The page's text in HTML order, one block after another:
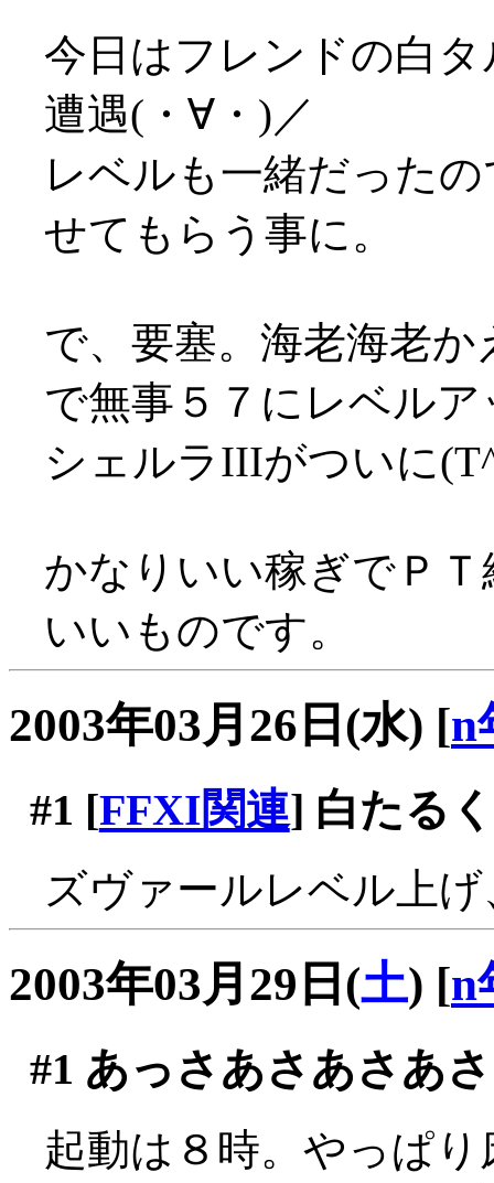
今日はフレンドの白
遭遇(・∀・)／
レベルも一緒だった
せてもらう事に。
で、要塞。海老海老
で無事５７にレベルア
シェルラIIIがついに
かなりいい稼ぎでＰ
いいものです。
2003年03月26日(水) [n
#1 [FFXI関連] 白たる
ズヴァールレベル上
2003年03月29日(土) [n
#1 あっさあさあさあ
起動は８時。やっぱ